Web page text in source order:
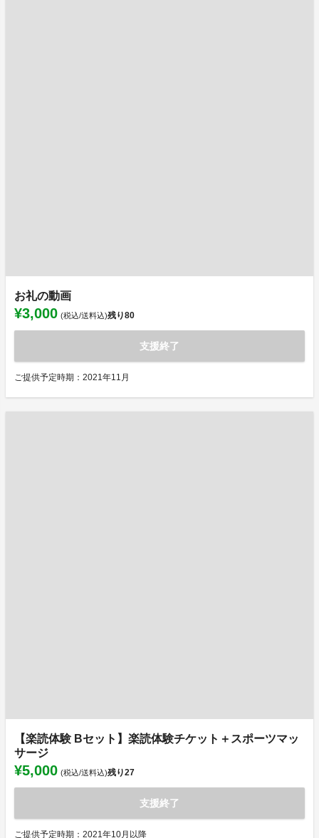
お礼の動画
¥3,000 (税込/送料込)残り80
支援終了
ご提供予定時期：2021年11月
【楽読体験 Bセット】楽読体験チケット＋スポーツマッ
サージ
¥5,000 (税込/送料込)残り27
支援終了
ご提供予定時期：2021年10月以降